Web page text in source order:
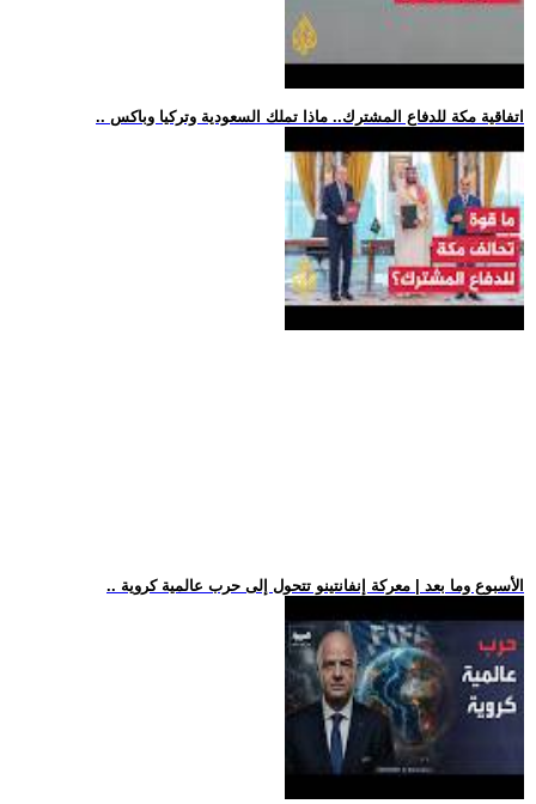
.. اتفاقية مكة للدفاع المشترك.. ماذا تملك السعودية وتركيا وباكس
.. الأسبوع وما بعد | معركة إنفانتينو تتحول إلى حرب عالمية كروية